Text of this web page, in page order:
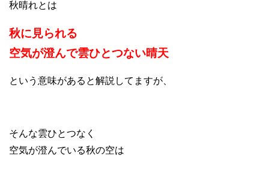
秋晴れとは
秋に見られる
空気が澄んで雲ひとつない晴天
という意味があると解説してますが、
そんな雲ひとつなく
空気が澄んでいる秋の空は